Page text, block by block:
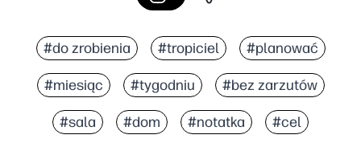
#do zrobienia #tropiciel #planować
#miesiąc #tygodniu #bez zarzutów
#sala #dom #notatka #cel